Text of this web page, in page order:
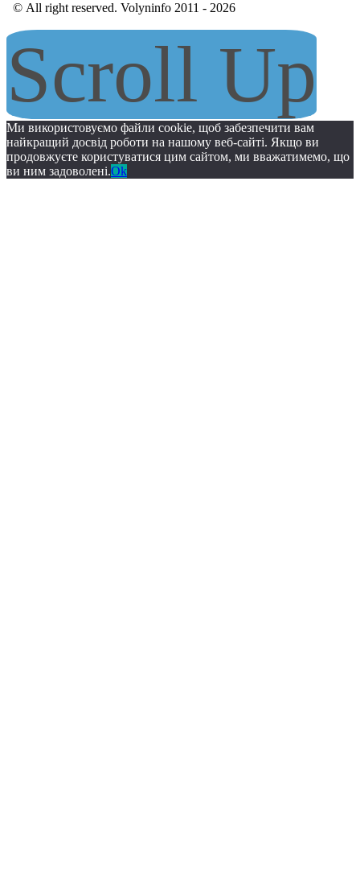
© All right reserved. Volyninfo 2011 - 2026
Scroll Up
Ми використовуємо файли cookie, щоб забезпечити вам
найкращий досвід роботи на нашому веб-сайті. Якщо ви
продовжуєте користуватися цим сайтом, ми вважатимемо, що
ви ним задоволені.Ok